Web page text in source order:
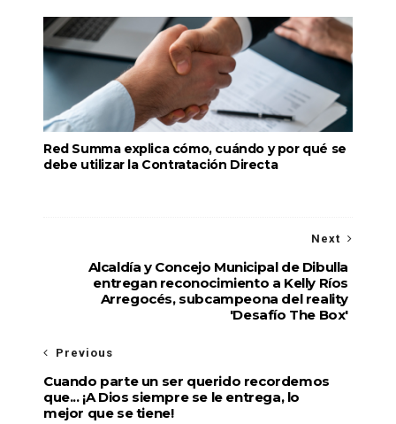
Red Summa explica cómo, cuándo y por qué se
debe utilizar la Contratación Directa
Next
Alcaldía y Concejo Municipal de Dibulla
entregan reconocimiento a Kelly Ríos
Arregocés, subcampeona del reality
'Desafío The Box'
Previous
Cuando parte un ser querido recordemos
que... ¡A Dios siempre se le entrega, lo
mejor que se tiene!